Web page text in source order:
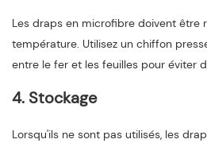
Les draps en microfibre doivent être
température. Utilisez un chiffon
entre le fer et les feuilles pour éviter
4. Stockage
Lorsqu'ils ne sont pas utilisés, les